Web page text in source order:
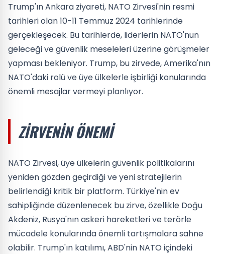
Trump'ın Ankara ziyareti, NATO Zirvesi'nin resmi
tarihleri olan 10-11 Temmuz 2024 tarihlerinde
gerçekleşecek. Bu tarihlerde, liderlerin NATO'nun
geleceği ve güvenlik meseleleri üzerine görüşmeler
yapması bekleniyor. Trump, bu zirvede, Amerika'nın
NATO'daki rolü ve üye ülkelerle işbirliği konularında
önemli mesajlar vermeyi planlıyor.
ZIRVENIN ÖNEMI
NATO Zirvesi, üye ülkelerin güvenlik politikalarını
yeniden gözden geçirdiği ve yeni stratejilerin
belirlendiği kritik bir platform. Türkiye'nin ev
sahipliğinde düzenlenecek bu zirve, özellikle Doğu
Akdeniz, Rusya'nın askeri hareketleri ve terörle
mücadele konularında önemli tartışmalara sahne
olabilir. Trump'ın katılımı, ABD'nin NATO içindeki